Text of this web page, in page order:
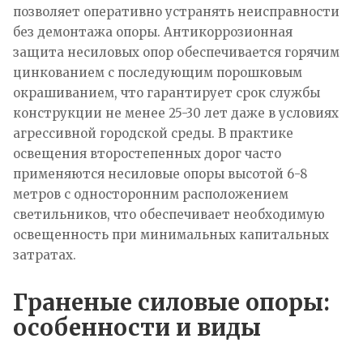
позволяет оперативно устранять неисправности
без демонтажа опоры. Антикоррозионная
защита несиловых опор обеспечивается горячим
цинкованием с последующим порошковым
окрашиванием, что гарантирует срок службы
конструкции не менее 25-30 лет даже в условиях
агрессивной городской среды. В практике
освещения второстепенных дорог часто
применяются несиловые опоры высотой 6-8
метров с односторонним расположением
светильников, что обеспечивает необходимую
освещенность при минимальных капитальных
затратах.​
Граненые силовые опоры:
особенности и виды